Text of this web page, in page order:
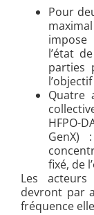
Pour
l’état
parties
Quatre
HFPO-
GenX)
fixé, de
Les
devront par
fréquence